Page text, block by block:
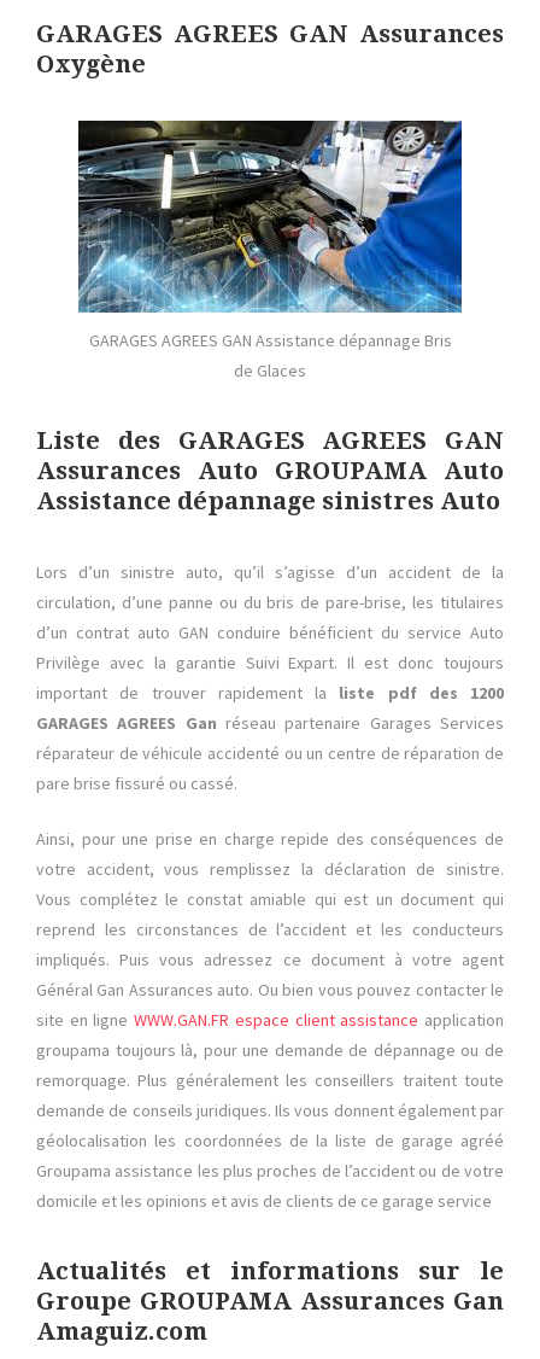
GARAGES AGREES GAN Assurances
Oxygène
GARAGES AGREES GAN Assistance dépannage Bris
de Glaces
Liste des GARAGES AGREES GAN
Assurances Auto GROUPAMA Auto
Assistance dépannage sinistres Auto
Lors d’un sinistre auto, qu’il s’agisse d’un accident de la
circulation, d’une panne ou du bris de pare-brise, les titulaires
d’un contrat auto GAN conduire bénéficient du service Auto
Privilège avec la garantie Suivi Expart. Il est donc toujours
important de trouver rapidement la liste pdf des 1200
GARAGES AGREES Gan réseau partenaire Garages Services
réparateur de véhicule accidenté ou un centre de réparation de
pare brise fissuré ou cassé.
Ainsi, pour une prise en charge repide des conséquences de
votre accident, vous remplissez la déclaration de sinistre.
Vous complétez le constat amiable qui est un document qui
reprend les circonstances de l’accident et les conducteurs
impliqués. Puis vous adressez ce document à votre agent
Général Gan Assurances auto. Ou bien vous pouvez contacter le
site en ligneWWW.GAN.FR espace client assistance application
groupama toujours là, pour une demande de dépannage ou de
remorquage. Plus généralement les conseillers traitent toute
demande de conseils juridiques. Ils vous donnent également par
géolocalisation les coordonnées de la liste de garage agréé
Groupama assistance les plus proches de l’accident ou de votre
domicile et les opinions et avis de clients de ce garage service
Actualités et informations sur le
Groupe GROUPAMA Assurances Gan
Amaguiz.com